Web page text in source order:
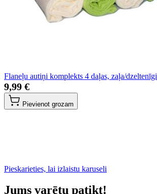
Flaneļu autiņi komplekts 4 daļas, zaļa/dzeltenīgi
9,99 €
Pievienot grozam
Pieskarieties, lai izlaistu karuseli
Jums varētu patikt!